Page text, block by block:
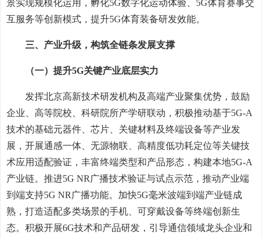
景实现规模化运用，孵化5G数字化运动体验、5G体育赛事交
互服务等创新模式，提升5G体育装备研发效能。
三、产业升级，构筑全链条发展支撑
（一）提升5G关键产业底层实力
发挥北京高新技术研发机构及高端产业聚集优势，鼓励
企业、高等院校、科研院所产学研联动，积极推动基于5G-A
技术的基础元器件、芯片、关键材料及终端设备等产业发
展，开展通感一体、无源物联、高精度低功耗定位等关键技
术应用适配验证，丰富终端类型和产品形态，构建本地5G-A
产业链。推进5G NR广播技术验证与试点示范，推动产业端
到端支持5G NR广播功能。加快5G毫米波端到端产业链成
熟，打造适配多类场景的手机、可穿戴设备等终端创新生
态。积极开展6G技术和产品研发，引导通信领域龙头企业和